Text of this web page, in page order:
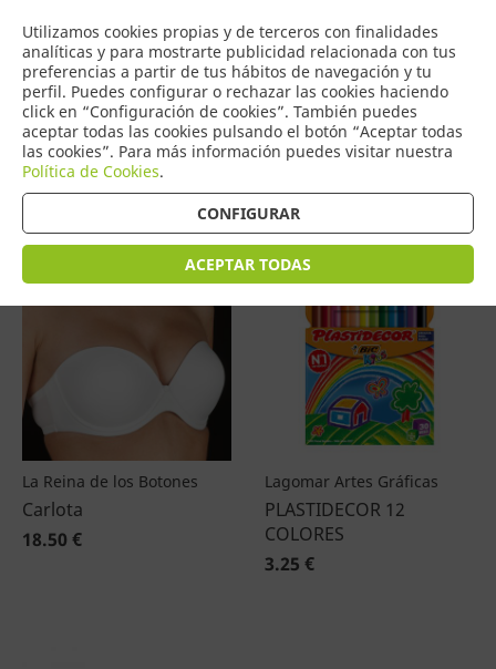
Utilizamos cookies propias y de terceros con finalidades
analíticas y para mostrarte publicidad relacionada con tus
preferencias a partir de tus hábitos de navegación y tu
perfil. Puedes configurar o rechazar las cookies haciendo
click en “Configuración de cookies”. También puedes
aceptar todas las cookies pulsando el botón “Aceptar todas
las cookies”. Para más información puedes visitar nuestra
Política de Cookies.
CONFIGURAR
ACEPTAR TODAS
0
COMERCIO
DE TORRIJOS
Productos (4577)
Ordenar por precio
La Reina de los Botones
Carlota
18.50 €
Lagomar Artes Gráficas
PLASTIDECOR 12
COLORES
3.25 €